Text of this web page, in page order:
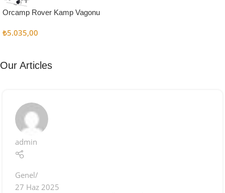
Keşfet
Orcamp Rover Kamp Vagonu
₺5.035,00
Our Articles
admin
Genel
27 Haz 2025